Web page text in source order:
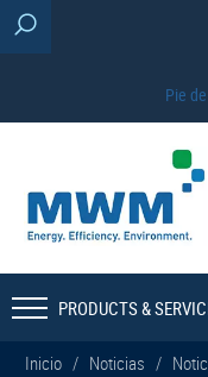
Pie
PRODUCTS &
Inicio / Noticias /